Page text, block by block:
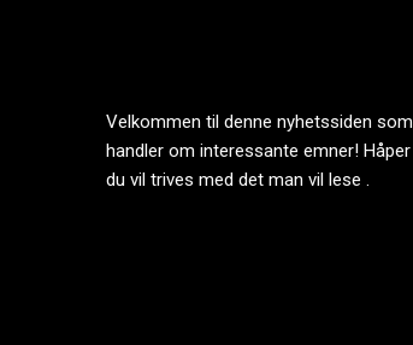
Velkommen til denne nyhetssiden som
handler om interessante emner! Håper
du vil trives med det man vil lese .